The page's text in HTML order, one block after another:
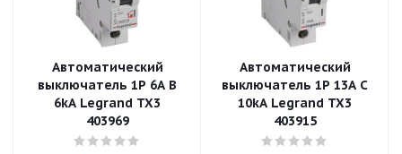
Автоматический
выключатель 1P 6A B
6kA Legrand TX3
403969
Автоматический
выключатель 1P 13A C
10kA Legrand TX3
403915